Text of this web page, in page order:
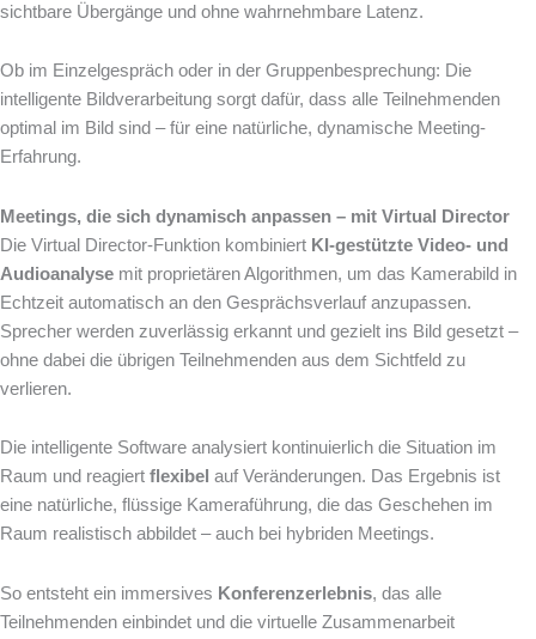
sichtbare Übergänge und ohne wahrnehmbare Latenz.
Ob im Einzelgespräch oder in der Gruppenbesprechung: Die
intelligente Bildverarbeitung sorgt dafür, dass alle Teilnehmenden
optimal im Bild sind – für eine natürliche, dynamische Meeting-
Erfahrung.
Meetings, die sich dynamisch anpassen – mit Virtual Director
Die Virtual Director-Funktion kombiniert KI-gestützte Video- und
Audioanalyse mit proprietären Algorithmen, um das Kamerabild in
Echtzeit automatisch an den Gesprächsverlauf anzupassen.
Sprecher werden zuverlässig erkannt und gezielt ins Bild gesetzt –
ohne dabei die übrigen Teilnehmenden aus dem Sichtfeld zu
verlieren.
Die intelligente Software analysiert kontinuierlich die Situation im
Raum und reagiert flexibel auf Veränderungen. Das Ergebnis ist
eine natürliche, flüssige Kameraführung, die das Geschehen im
Raum realistisch abbildet – auch bei hybriden Meetings.
So entsteht ein immersives Konferenzerlebnis, das alle
Teilnehmenden einbindet und die virtuelle Zusammenarbeit